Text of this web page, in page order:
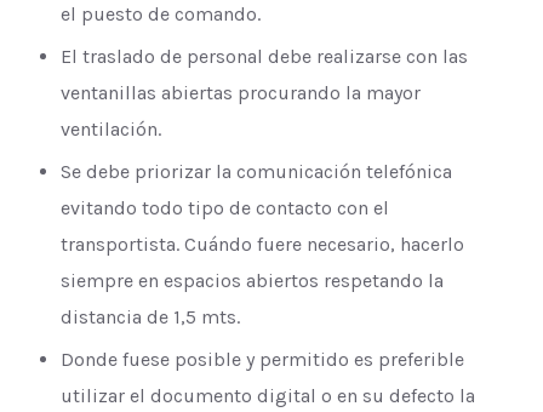
el puesto de comando.
El traslado de personal debe realizarse con las
ventanillas abiertas procurando la mayor
ventilación.
Se debe priorizar la comunicación telefónica
evitando todo tipo de contacto con el
transportista. Cuándo fuere necesario, hacerlo
siempre en espacios abiertos respetando la
distancia de 1,5 mts.
Donde fuese posible y permitido es preferible
utilizar el documento digital o en su defecto la